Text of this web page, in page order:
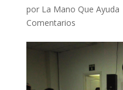
por La Mano Que Ayuda
Comentarios